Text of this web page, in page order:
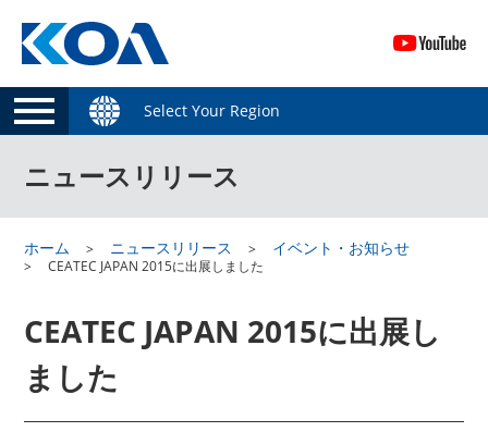
Select Your Region
ニュースリリース
ホーム ニュースリリース イベント・お知らせ
CEATEC JAPAN 2015に出展しました
CEATEC JAPAN 2015に出展し
ました